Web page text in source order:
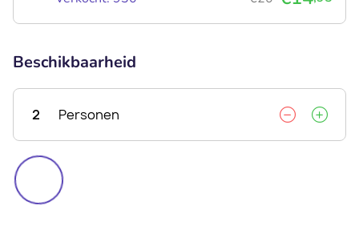
Beschikbaarheid
2 Personen